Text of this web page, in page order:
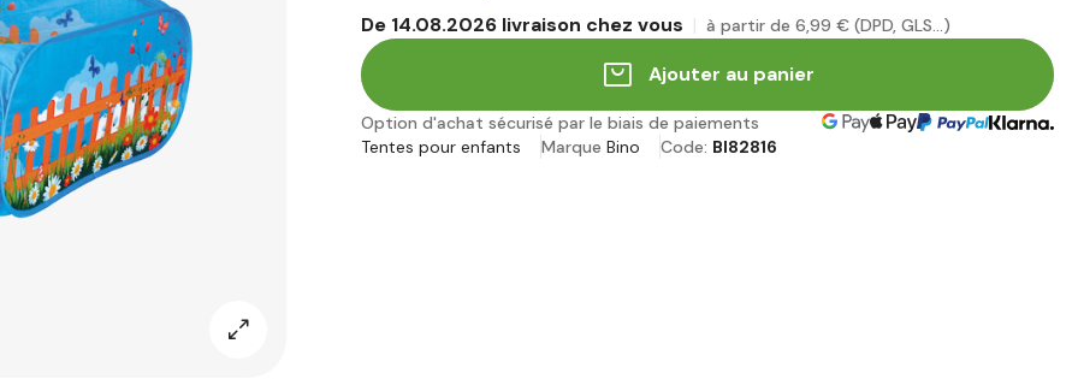
De 14.08.2026 livraison chez vous
à partir de 6,99 € (DPD, GLS...)
Ajouter au panier
Option d'achat sécurisé par le biais de paiements
Tentes pour enfants
Marque Bino Code: BI82816